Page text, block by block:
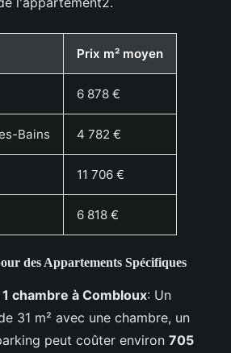
Prix m² moyen
6 878 €
Bains 4 782 €
11 706 €
6 818 €
des Appartements Spécifiques
chambre à Combloux: Un
31 m² avec une chambre, un
peut coûter environ 705